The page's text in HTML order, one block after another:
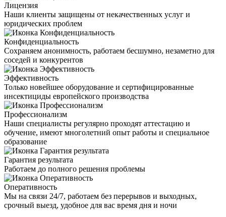
Лицензия
Наши клиенты защищены от некачественных услуг и
юридических проблем
Конфиденциальность
Сохраняем анонимность, работаем бесшумно, незаметно для
соседей и конкурентов
Эффективность
Только новейшее оборудование и сертифицированные
инсектициды европейского производства
Профессионализм
Наши специалисты регулярно проходят аттестацию и
обучение, имеют многолетний опыт работы и специальное
образование
Гарантия результата
Работаем до полного решения проблемы
Оперативность
Мы на связи 24/7, работаем без перерывов и выходных,
срочный выезд, удобное для вас время дня и ночи